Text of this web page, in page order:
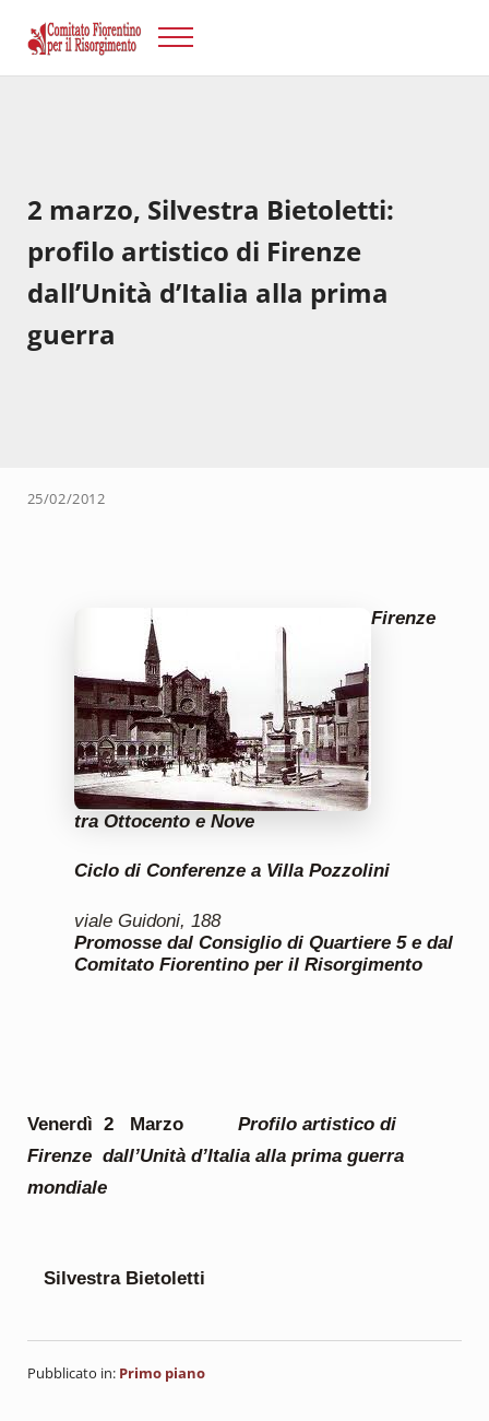
Risorgimento Firenze
Menu
2 marzo, Silvestra Bietoletti:
profilo artistico di Firenze
dall’Unità d’Italia alla prima
guerra
25/02/2012
Firenze
tra Ottocento e Nove
Ciclo di Conferenze a Villa Pozzolini
viale Guidoni, 188
Promosse dal Consiglio di Quartiere 5 e dal
Comitato Fiorentino per il Risorgimento
Venerdì 2 Marzo Profilo artistico di
Firenze dall’Unità d’Italia alla prima guerra
mondiale
Silvestra Bietoletti
Pubblicato in: Primo piano